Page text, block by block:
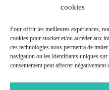
cookies
Pour offrir les meilleures expériences,
cookies pour stocker et/ou accéder aux
ces technologies nous permettra de
navigation ou les identifiants uniques
consentement peut affecter
Remboursement
selon les clauses de votre